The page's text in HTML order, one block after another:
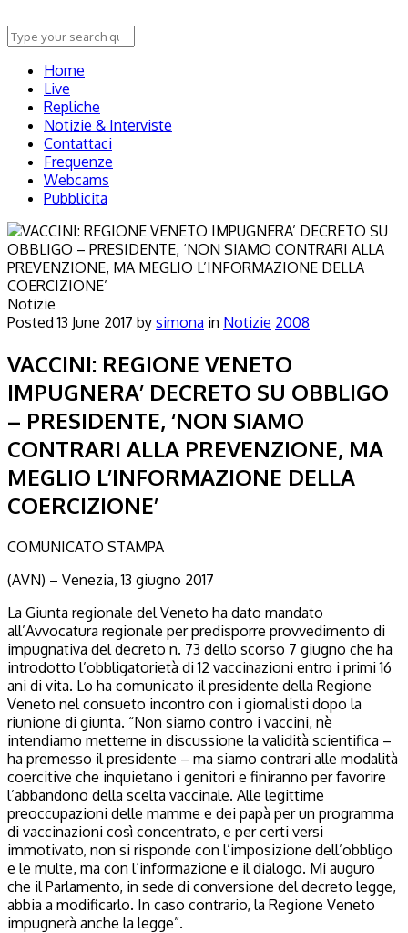
Home
Live
Repliche
Notizie & Interviste
Contattaci
Frequenze
Webcams
Pubblicita
Notizie
Posted13 June 2017 by simona in Notizie 2008
VACCINI: REGIONE VENETO
IMPUGNERA’ DECRETO SU OBBLIGO
– PRESIDENTE, ‘NON SIAMO
CONTRARI ALLA PREVENZIONE, MA
MEGLIO L’INFORMAZIONE DELLA
COERCIZIONE’
COMUNICATO STAMPA
(AVN) – Venezia, 13 giugno 2017
La Giunta regionale del Veneto ha dato mandato
all’Avvocatura regionale per predisporre provvedimento di
impugnativa del decreto n. 73 dello scorso 7 giugno che ha
introdotto l’obbligatorietà di 12 vaccinazioni entro i primi 16
ani di vita. Lo ha comunicato il presidente della Regione
Veneto nel consueto incontro con i giornalisti dopo la
riunione di giunta. “Non siamo contro i vaccini, nè
intendiamo metterne in discussione la validità scientifica –
ha premesso il presidente – ma siamo contrari alle modalità
coercitive che inquietano i genitori e finiranno per favorire
l’abbandono della scelta vaccinale. Alle legittime
preoccupazioni delle mamme e dei papà per un programma
di vaccinazioni così concentrato, e per certi versi
immotivato, non si risponde con l’imposizione dell’obbligo
e le multe, ma con l’informazione e il dialogo. Mi auguro
che il Parlamento, in sede di conversione del decreto legge,
abbia a modificarlo. In caso contrario, la Regione Veneto
impugnerà anche la legge”.